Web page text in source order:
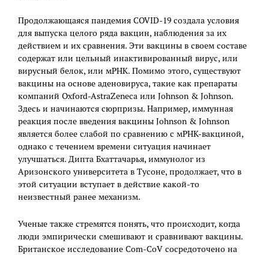
Продолжающаяся пандемия COVID-19 создала условия
для выпуска целого ряда вакцин, наблюдения за их
действием и их сравнения. Эти вакцины в своем составе
содержат или цельный инактивированный вирус, или
вирусный белок, или мРНК. Помимо этого, существуют
вакцины на основе аденовируса, такие как препараты
компаний Oxford-AstraZeneca или Johnson & Johnson.
Здесь и начинаются сюрпризы. Например, иммунная
реакция после введения вакцины Johnson & Johnson
является более слабой по сравнению с мРНК-вакциной,
однако с течением времени ситуация начинает
улучшаться. Дипта Бхаттачарья, иммунолог из
Аризонского университета в Тусоне, продолжает, что в
этой ситуации вступает в действие какой-то
неизвестный ранее механизм.
Ученые также стремятся понять, что происходит, когда
люди эмпирически смешивают и сравнивают вакцины.
Британское исследование Com-CoV сосредоточено на